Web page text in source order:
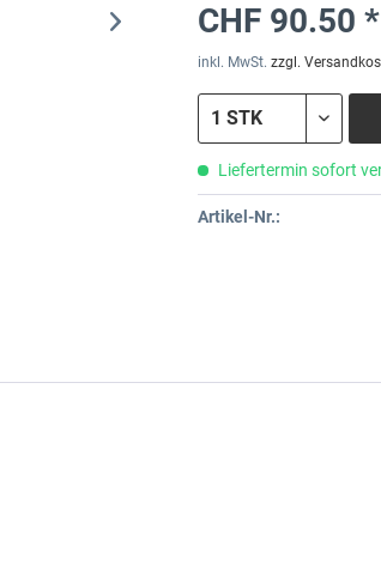
CHF 90.50 *
inkl. MwSt. zzgl.
Liefertermin sofort
Artikel-Nr.: